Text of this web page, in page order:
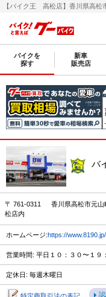
バイクを
探す
新車
販売店
バ
〒 761-0311 香川県高松市元山
松店内
ホームページ:https://
営業時間: 平日１０：３０〜１９
定休日: 毎週木曜日